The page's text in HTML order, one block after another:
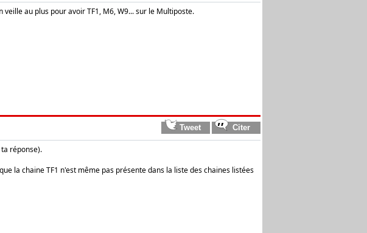
au plus pour avoir TF1, M6, W9... sur le Multiposte.
réponse).
la chaine TF1 n'est même pas présente dans la liste des chaines listées